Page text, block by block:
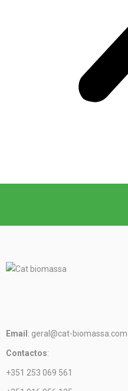
Email : geral@cat-biomassa.com
Contactos:
+351 253 069 561